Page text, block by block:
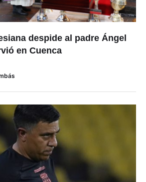
despide al padre Ángel
en Cuenca